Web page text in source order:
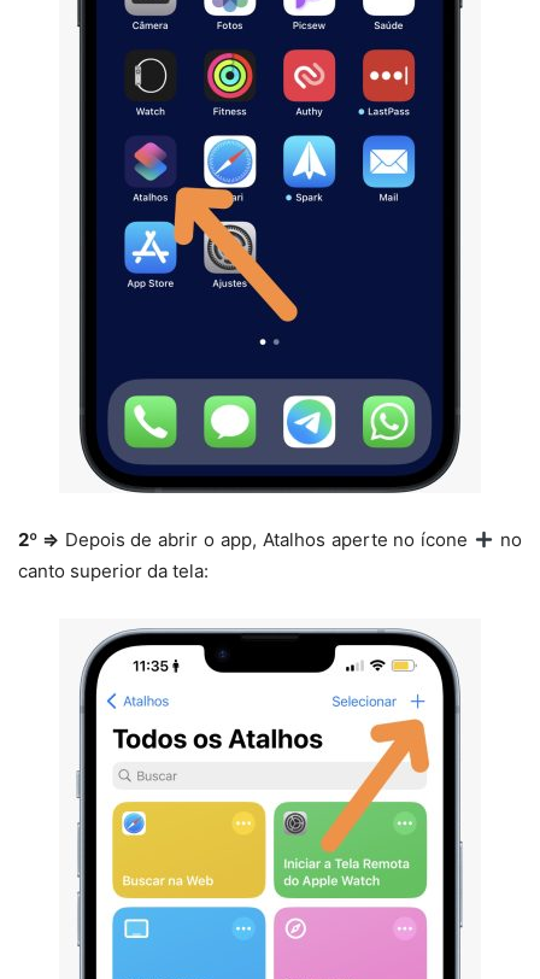
2º ⇒ Depois de abrir o app, Atalhos aperte no ícone
no
canto superior da tela: